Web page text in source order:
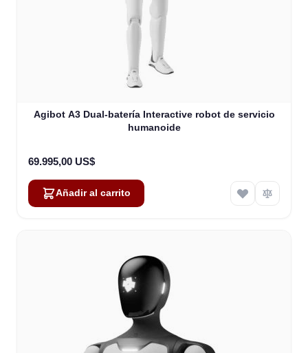
Agibot A3 Dual-batería Interactive robot de servicio
humanoide
69.995,00 US$
Añadir al carrito